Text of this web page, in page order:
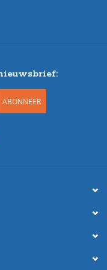
ABONNEER